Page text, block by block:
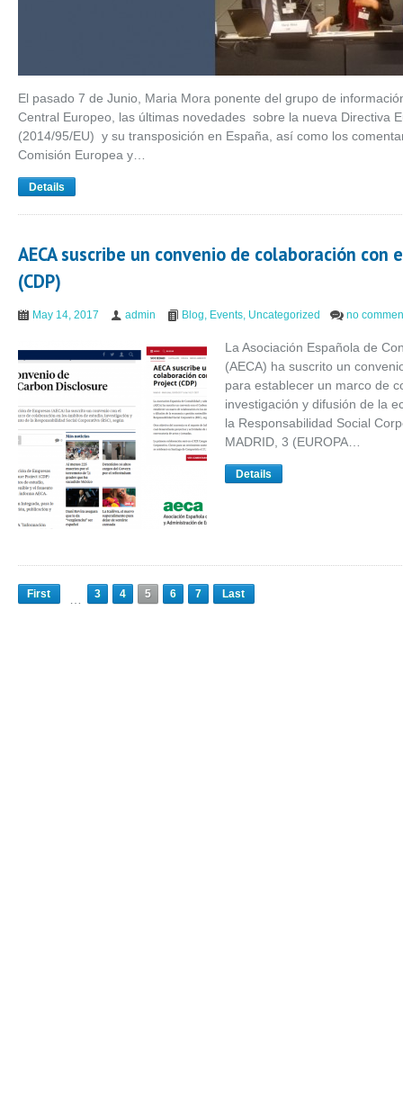
El pasado 7 de Junio, Maria Mora ponente del grupo de
Central Europeo, las últimas novedades sobre la nueva Directiva
(2014/95/EU) y su transposición en España, así como los
Comisión Europea y…
Details
AECA suscribe un convenio de colaboración con
(CDP)
May 14, 2017 admin Blog, Events, Uncategorized no
La Asociación Española de
(AECA) ha suscrito un
para establecer un marco de
investigación y difusión de la
la Responsabilidad Social
MADRID, 3 (EUROPA…
Details
First 3 4 5 6 7 Last